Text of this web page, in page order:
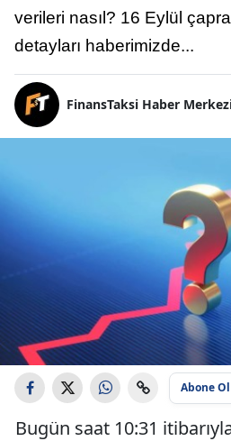
verileri nasıl? 16 Eylül
detayları haberimizde...
FinansTaksi Haber
Abone Ol
Bugün saat 10:31